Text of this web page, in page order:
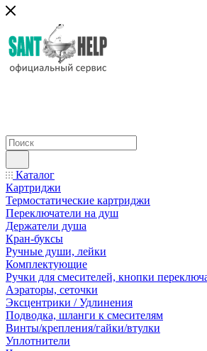
Каталог
Картриджи
Термостатические картриджи
Переключатели на душ
Держатели душа
Кран-буксы
Ручные души, лейки
Комплектующие
Ручки для смесителей, кнопки
Аэраторы, сеточки
Эксцентрики / Удлинения
Подводка, шланги к смесителям
Винты/крепления/гайки/втулки
Уплотнители